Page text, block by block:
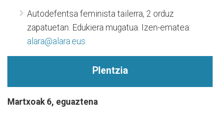
Autodefentsa feminista tailerra, 2 orduz
zapatuetan. Edukiera mugatua. Izen-ematea:
alara@alara.eus
Plentzia
Martxoak 6, eguaztena